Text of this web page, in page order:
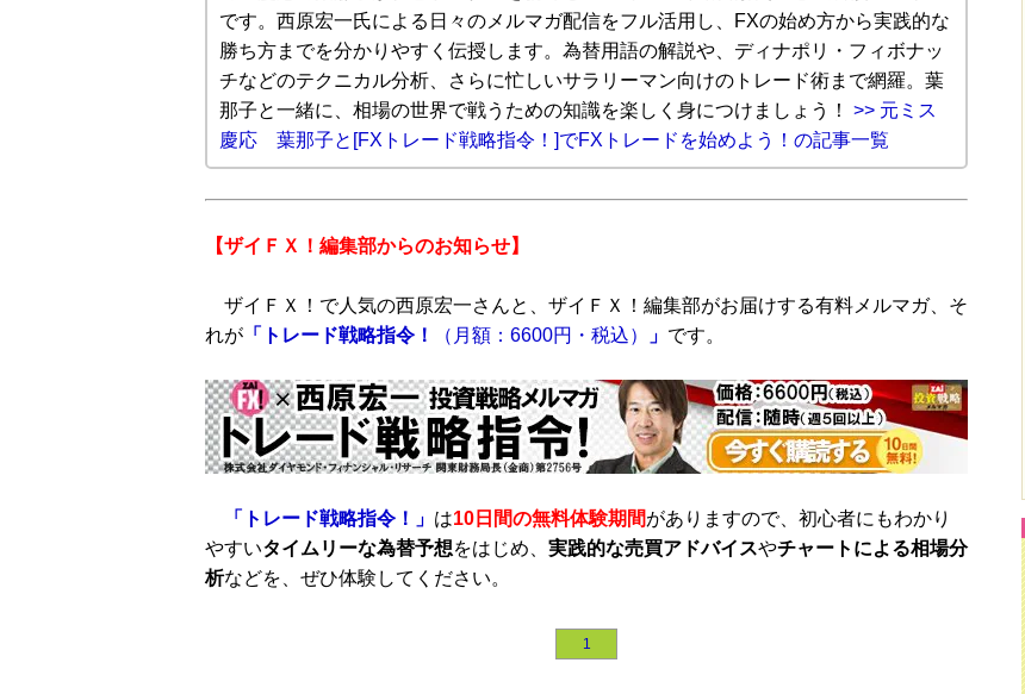
です。西原宏一氏による日々のメルマガ配信をフル活用し、FXの始め方から実践的な
勝ち方までを分かりやすく伝授します。為替用語の解説や、ディナポリ・フィボナッ
チなどのテクニカル分析、さらに忙しいサラリーマン向けのトレード術まで網羅。葉
那子と一緒に、相場の世界で戦うための知識を楽しく身につけましょう！ >> 元ミス
慶応 葉那子と[FXトレード戦略指令！]でFXトレードを始めよう！の記事一覧
【ザイＦＸ！編集部からのお知らせ】
ザイＦＸ！で人気の西原宏一さんと、ザイＦＸ！編集部がお届けする有料メルマガ、そ
れが 「トレード戦略指令！ （月額：6600円・税込） 」 です。
「トレード戦略指令！」 は10日間の無料体験期間がありますので、初心者にもわかり
やすいタイムリーな為替予想をはじめ、 実践的な売買アドバイスやチャートによる相場分
析などを、ぜひ体験してください。
1